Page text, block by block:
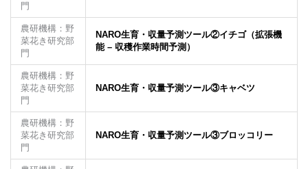
門
農研機構：野
菜花き研究部
門
NARO生育・収量予測ツール②イチゴ（拡張機
能 – 収穫作業時間予測）
農研機構：野
菜花き研究部
門
NARO生育・収量予測ツール③キャベツ
農研機構：野
菜花き研究部
門
NARO生育・収量予測ツール③ブロッコリー